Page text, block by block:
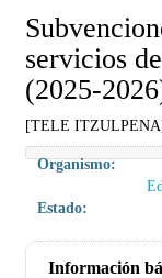
servicios
(2025-
[TELE
Organismo:
Estado:
Información